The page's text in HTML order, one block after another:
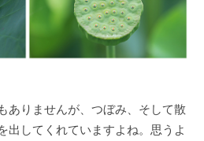
ありませんが、つぼみ、そして散
出してくれていますよね。思うよ